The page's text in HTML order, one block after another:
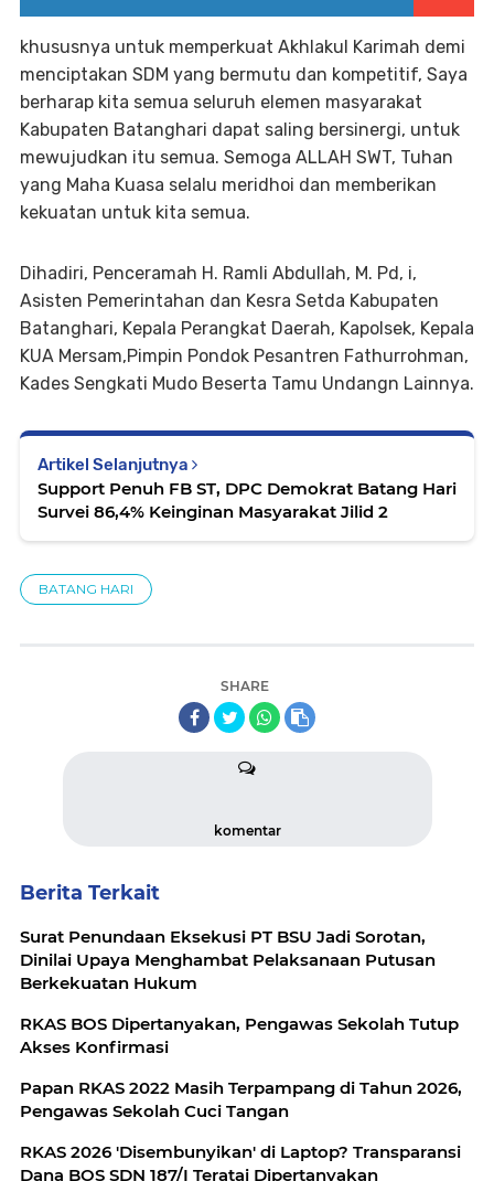
khususnya untuk memperkuat Akhlakul Karimah demi
menciptakan SDM yang bermutu dan kompetitif, Saya
berharap kita semua seluruh elemen masyarakat
Kabupaten Batanghari dapat saling bersinergi, untuk
mewujudkan itu semua. Semoga ALLAH SWT, Tuhan
yang Maha Kuasa selalu meridhoi dan memberikan
kekuatan untuk kita semua.
Dihadiri, Penceramah H. Ramli Abdullah, M. Pd, i,
Asisten Pemerintahan dan Kesra Setda Kabupaten
Batanghari, Kepala Perangkat Daerah, Kapolsek, Kepala
KUA Mersam,Pimpin Pondok Pesantren Fathurrohman,
Kades Sengkati Mudo Beserta Tamu Undangn Lainnya.
Artikel Selanjutnya
Support Penuh FB ST, DPC Demokrat Batang Hari
Survei 86,4% Keinginan Masyarakat Jilid 2
BATANG HARI
SHARE
komentar
Berita Terkait
Surat Penundaan Eksekusi PT BSU Jadi Sorotan,
Dinilai Upaya Menghambat Pelaksanaan Putusan
Berkekuatan Hukum
RKAS BOS Dipertanyakan, Pengawas Sekolah Tutup
Akses Konfirmasi
Papan RKAS 2022 Masih Terpampang di Tahun 2026,
Pengawas Sekolah Cuci Tangan
RKAS 2026 'Disembunyikan' di Laptop? Transparansi
Dana BOS SDN 187/I Teratai Dipertanyakan